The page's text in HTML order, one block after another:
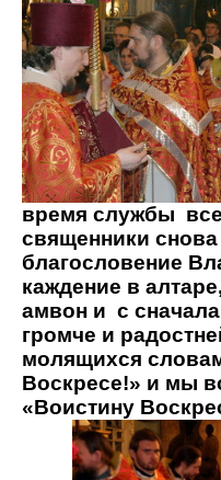
время службы
священники
благословение
каждение в
амвон и с
громче и
молящихся
Воскресе!» и мы
«Воистину